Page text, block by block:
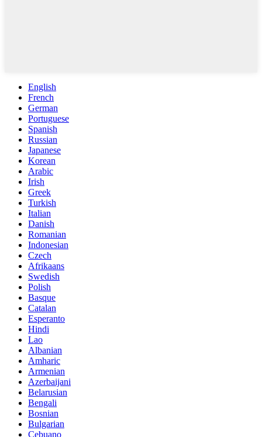
English
French
German
Portuguese
Spanish
Russian
Japanese
Korean
Arabic
Irish
Greek
Turkish
Italian
Danish
Romanian
Indonesian
Czech
Afrikaans
Swedish
Polish
Basque
Catalan
Esperanto
Hindi
Lao
Albanian
Amharic
Armenian
Azerbaijani
Belarusian
Bengali
Bosnian
Bulgarian
Cebuano